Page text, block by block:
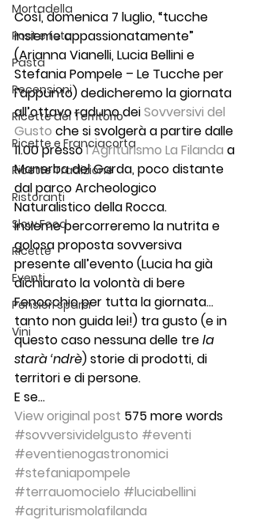
Mortadella
Post e foto
Pasta
Recensioni
Ricette del Territorio
Ricette e Franciacorta
Ricette Tradizione
Ristoranti
Slow Food
Ricette
Eventi
Pensieri sparsi
Vini
Così, domenica 7 luglio, “tucche
insieme appassionatamente”
(Arianna Vianelli, Lucia Bellini e
Stefania Pompele – Le Tucche per
l’appunto) dedicheremo la giornata
all’ottavo raduno dei Sovversivi del
Gusto che si svolgerà a partire dalle
11.00 presso l’Agriturismo La Filanda a
Manerba del Garda, poco distante
dal parco Archeologico
Naturalistico della Rocca.
Insieme percorreremo la nutrita e
golosa proposta sovversiva
presente all’evento (Lucia ha già
dichiarato la volontà di bere
Fenocchio per tutta la giornata…
tanto non guida lei!) tra gusto (e in
questo caso nessuna delle tre la
starà ‘ndrè) storie di prodotti, di
territori e di persone.
E se…
View original post 575 more words
#sovversividelgusto #eventi
#eventienogastronomici
#stefaniapompele
#terrauomocielo #luciabellini
#agriturismolafilanda